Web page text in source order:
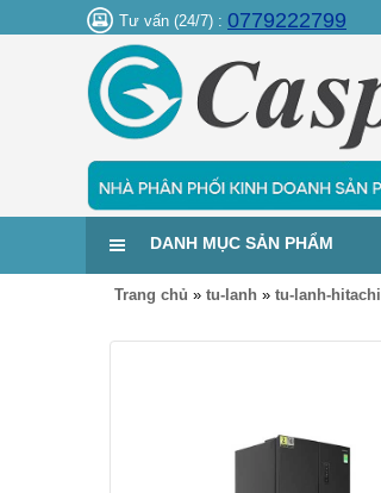
Tư vấn (24/7) : 0779222799
DANH MỤC SẢN PHẨM
Trang chủ » tu-lanh » tu-lanh-hitachi